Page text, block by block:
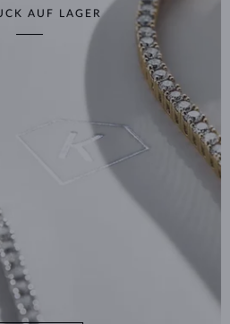
AUF LAGER